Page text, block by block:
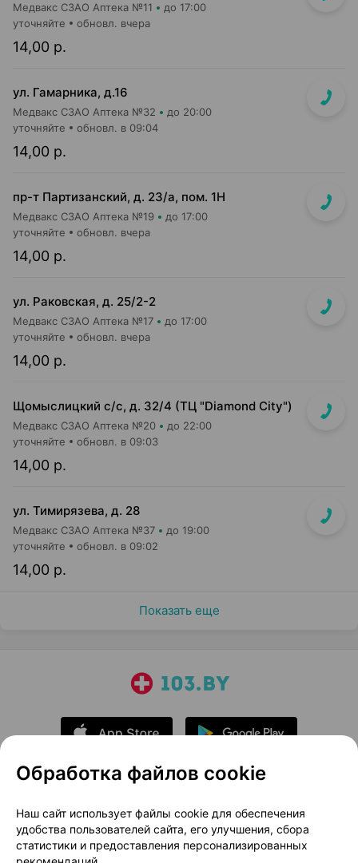
Медвакс СЗАО Аптека №11 до 17:00
14,00 р.
уточняйте обновл. вчера
ул. Гамарника, д.16
Медвакс СЗАО Аптека №32 до 20:00
14,00 р.
уточняйте обновл. в 09:04
пр-т Партизанский, д. 23/а, пом. 1Н
Медвакс СЗАО Аптека №19 до 17:00
14,00 р.
уточняйте обновл. вчера
ул. Раковская, д. 25/2-2
Медвакс СЗАО Аптека №17 до 17:00
14,00 р.
уточняйте обновл. вчера
Щомыслицкий с/с, д. 32/4 (ТЦ "Diamond City")
Медвакс СЗАО Аптека №20 до 22:00
14,00 р.
уточняйте обновл. в 09:03
ул. Тимирязева, д. 28
Медвакс СЗАО Аптека №37 до 19:00
14,00 р.
уточняйте обновл. в 09:02
Показать еще
О проекте
Новости проекта
Размещение рекламы
Медицинский маркетинг
Публичный договор
Доставка
Обработка файлов cookie
Наш сайт использует файлы cookie для обеспечения
удобства пользователей сайта, его улучшения, сбора
статистики и предоставления персонализированных